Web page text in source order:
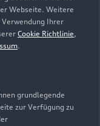
Webseite. Weitere
Ihrer
Cookie Richtlinie,
.
grundlegende
zur Verfügung zu
& Co.